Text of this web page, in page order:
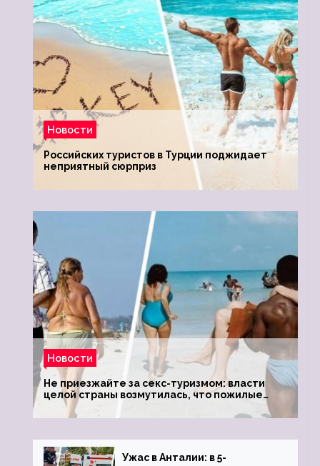
Новости
Российских туристов в Турции поджидает
неприятный сюрприз
Новости
Не приезжайте за секс-туризмом: власти
целой страны возмутилась, что пожилые
туристки массово едут к ним, чтобы
обзавестись молодыми любовниками
Ужас в Анталии: в 5-